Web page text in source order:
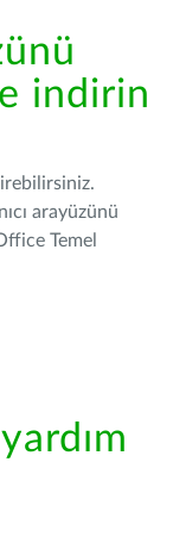
indirin
arayüzünü
Temel